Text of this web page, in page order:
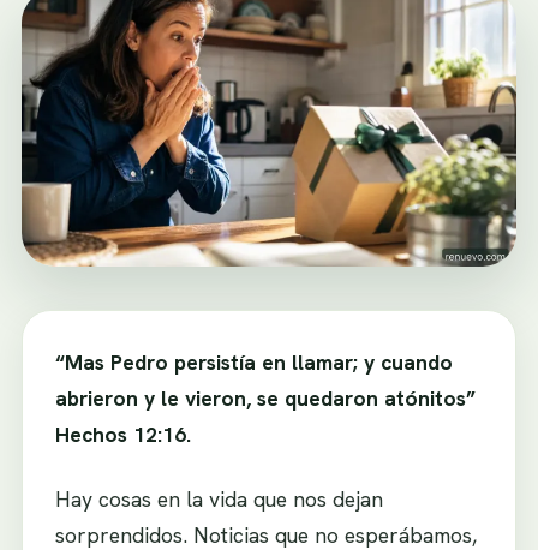
“Mas Pedro persistía en llamar; y cuando
abrieron y le vieron, se quedaron atónitos”
Hechos 12:16.
Hay cosas en la vida que nos dejan
sorprendidos. Noticias que no esperábamos,